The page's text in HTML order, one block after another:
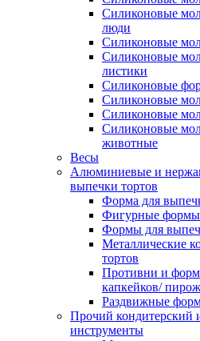
Силиконовые
люди
Силиконовые
Силиконовые
листики
Силиконовые
Силиконовые
Силиконовые
Силиконовые
животные
Весы
Алюминиевые и
выпечки тортов
Форма для
Фигурные формы
Формы для
Металлические
тортов
Противни и
капкейков/
Раздвижные
Прочий кондитерский
инструменты